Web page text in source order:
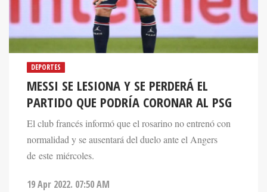
DEPORTES
MESSI SE LESIONA Y SE PERDERÁ EL
PARTIDO QUE PODRÍA CORONAR AL PSG
El club francés informó que el rosarino no entrenó con
normalidad y se ausentará del duelo ante el Angers
de este miércoles.
19 Apr 2022. 07:50 AM